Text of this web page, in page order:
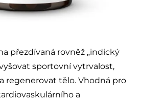
přezdívaná rovněž „indický
sportovní vytrvalost,
regenerovat tělo. Vhodná pro
a